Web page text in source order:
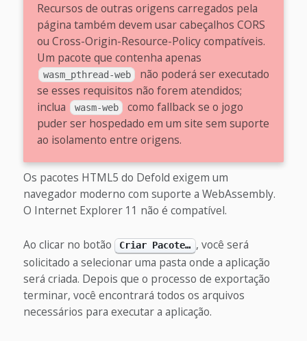
Recursos de outras origens carregados pela
página também devem usar cabeçalhos CORS
ou Cross-Origin-Resource-Policy compatíveis.
Um pacote que contenha apenas
wasm_pthread-web
não poderá ser executado
se esses requisitos não forem atendidos;
inclua
wasm-web
como fallback se o jogo
puder ser hospedado em um site sem suporte
ao isolamento entre origens.
Os pacotes HTML5 do Defold exigem um
navegador moderno com suporte a WebAssembly.
O Internet Explorer 11 não é compatível.
Ao clicar no botão Criar Pacote… , você será
solicitado a selecionar uma pasta onde a aplicação
será criada. Depois que o processo de exportação
terminar, você encontrará todos os arquivos
necessários para executar a aplicação.